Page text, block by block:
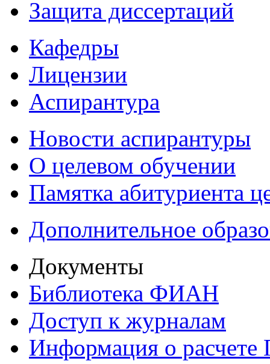
Защита диссертаций
Кафедры
Лицензии
Аспирантура
Новости аспирантуры
О целевом обучении
Памятка абитуриента
Дополнительное
Документы
Библиотека ФИАН
Доступ к журналам
Информация о